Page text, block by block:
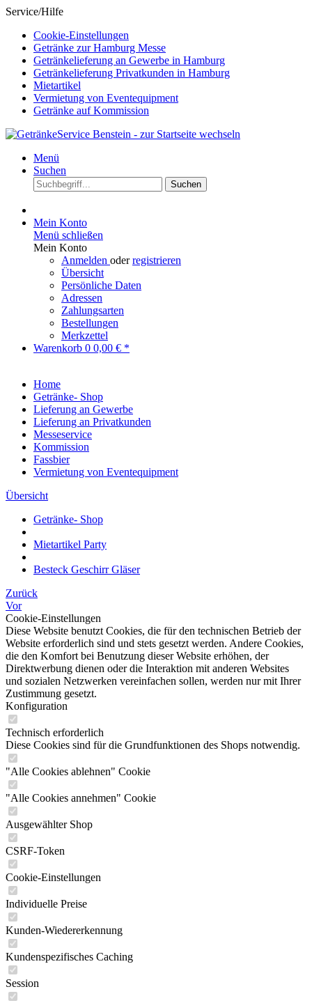
Service/Hilfe
Cookie-Einstellungen
Getränke zur Hamburg Messe
Getränkelieferung an Gewerbe in Hamburg
Getränkelieferung Privatkunden in Hamburg
Mietartikel
Vermietung von Eventequipment
Getränke auf Kommission
Menü
Suchen
Suchen
Mein Konto
Menü schließen
Mein Konto
Anmelden oderregistrieren
Übersicht
Persönliche Daten
Adressen
Zahlungsarten
Bestellungen
Merkzettel
Warenkorb 0 0,00 € *
Home
Getränke- Shop
Lieferung an Gewerbe
Lieferung an Privatkunden
Messeservice
Kommission
Fassbier
Vermietung von Eventequipment
Übersicht
Getränke- Shop
Mietartikel Party
Besteck Geschirr Gläser
Zurück
Vor
Cookie-Einstellungen
Diese Website benutzt Cookies, die für den technischen Betrieb der
Website erforderlich sind und stets gesetzt werden. Andere Cookies,
die den Komfort bei Benutzung dieser Website erhöhen, der
Direktwerbung dienen oder die Interaktion mit anderen Websites
und sozialen Netzwerken vereinfachen sollen, werden nur mit Ihrer
Zustimmung gesetzt.
Konfiguration
Technisch erforderlich
Diese Cookies sind für die Grundfunktionen des Shops notwendig.
"Alle Cookies ablehnen" Cookie
"Alle Cookies annehmen" Cookie
Ausgewählter Shop
CSRF-Token
Cookie-Einstellungen
Individuelle Preise
Kunden-Wiedererkennung
Kundenspezifisches Caching
Session